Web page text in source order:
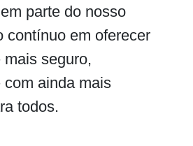
parte do nosso
contínuo em oferecer
mais seguro,
com ainda mais
todos.